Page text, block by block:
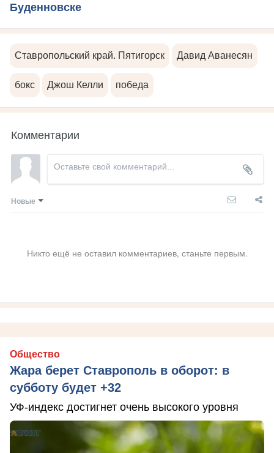
Буденновске
Ставропольский край. Пятигорск Давид Аванесян
бокс Джош Келли победа
Комментарии
Новые
Никто ещё не оставил комментариев, станьте первым.
Общество
Жара берет Ставрополь в оборот: в
субботу будет +32
УФ-индекс достигнет очень высокого уровня